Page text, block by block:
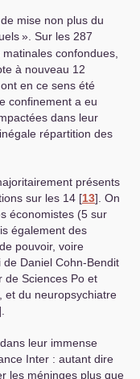
mise non plus du
». Sur les 287
confondues,
à nouveau 12
en ce sens été
confinement a eu
dans leur
répartition des
présents
sur les 14 [13] . On
économistes (5 sur
également des
pouvoir, voire
de Daniel Cohn-Bendit
de Sciences Po et
, et du neuropsychiatre
leur immense
Inter : autant dire
les méninges plus que